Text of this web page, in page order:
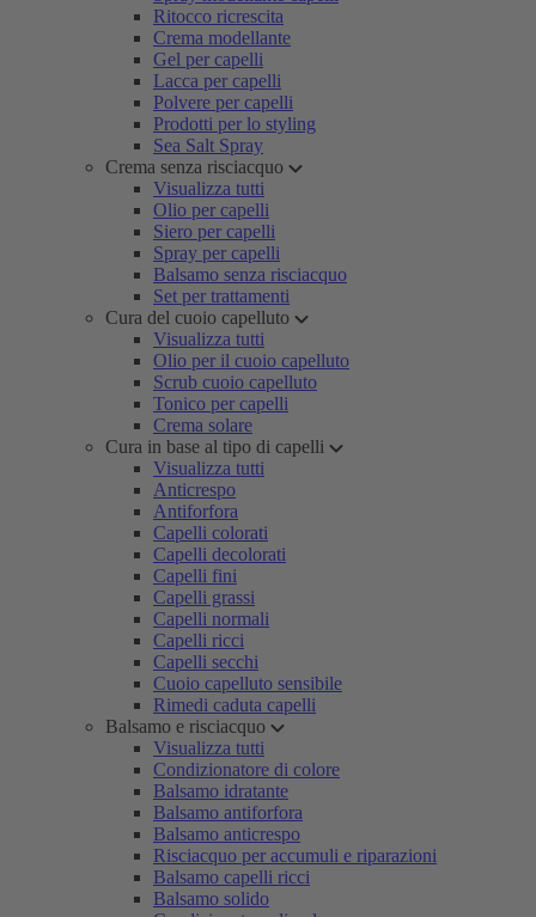
Ritocco ricrescita
Crema modellante
Gel per capelli
Lacca per capelli
Polvere per capelli
Prodotti per lo styling
Sea Salt Spray
Crema senza risciacquo
Visualizza tutti
Olio per capelli
Siero per capelli
Spray per capelli
Balsamo senza risciacquo
Set per trattamenti
Cura del cuoio capelluto
Visualizza tutti
Olio per il cuoio capelluto
Scrub cuoio capelluto
Tonico per capelli
Crema solare
Cura in base al tipo di capelli
Visualizza tutti
Anticrespo
Antiforfora
Capelli colorati
Capelli decolorati
Capelli fini
Capelli grassi
Capelli normali
Capelli ricci
Capelli secchi
Cuoio capelluto sensibile
Rimedi caduta capelli
Balsamo e risciacquo
Visualizza tutti
Condizionatore di colore
Balsamo idratante
Balsamo antiforfora
Balsamo anticrespo
Risciacquo per accumuli e riparazioni
Balsamo capelli ricci
Balsamo solido